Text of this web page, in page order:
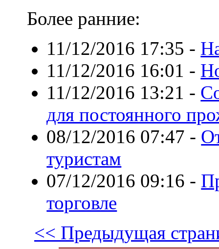
Более ранние:
11/12/2016 17:35 -
11/12/2016 16:01 -
11/12/2016 13:21 -
для постоянного
08/12/2016 07:47 -
туристам
07/12/2016 09:16 -
торговле
<< Предыдущая